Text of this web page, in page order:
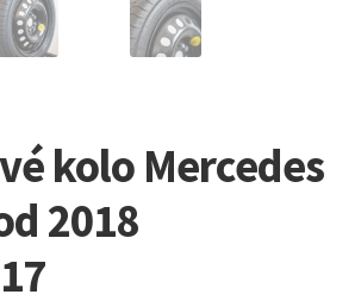
kolo Mercedes
2018